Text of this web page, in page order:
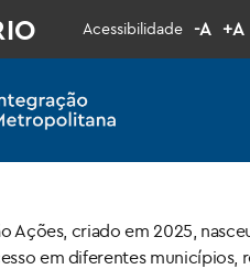
Acessibilidade -A +A
Ações, criado em 2025,
em diferentes